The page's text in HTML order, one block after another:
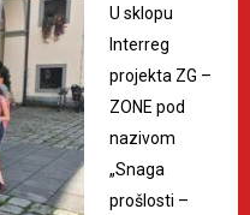
U sklopu
Interreg
projekta ZG –
ZONE pod
nazivom
„Snaga
prošlosti –